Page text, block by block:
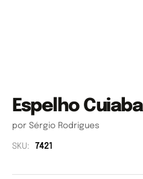
Espelho Cuiaba
por Sérgio Rodrigues
SKU: 7421